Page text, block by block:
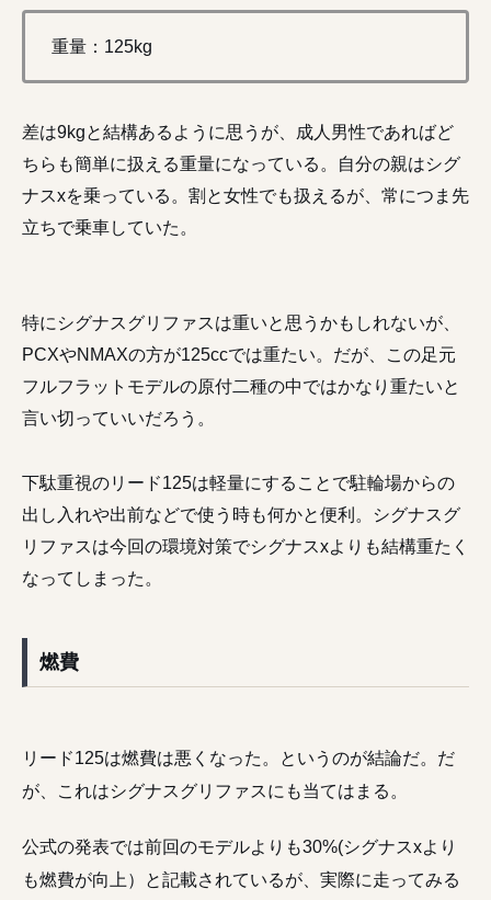
重量：125kg
差は9kgと結構あるように思うが、成人男性であればど
ちらも簡単に扱える重量になっている。自分の親はシグ
ナスxを乗っている。割と女性でも扱えるが、常につま先
立ちで乗車していた。
特にシグナスグリファスは重いと思うかもしれないが、
PCXやNMAXの方が125ccでは重たい。だが、この足元
フルフラットモデルの原付二種の中ではかなり重たいと
言い切っていいだろう。
下駄重視のリード125は軽量にすることで駐輪場からの
出し入れや出前などで使う時も何かと便利。シグナスグ
リファスは今回の環境対策でシグナスxよりも結構重たく
なってしまった。
燃費
リード125は燃費は悪くなった。というのが結論だ。だ
が、これはシグナスグリファスにも当てはまる。
公式の発表では前回のモデルよりも30%(シグナスxより
も燃費が向上）と記載されているが、実際に走ってみる